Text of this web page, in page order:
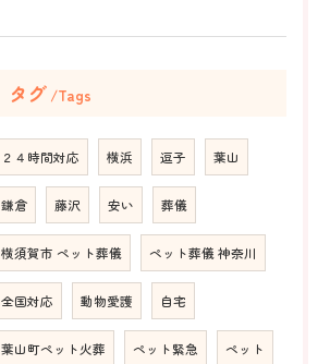
タグ Tags
２４時間対応 横浜 逗子 葉山
鎌倉 藤沢 安い 葬儀
横須賀市 ペット葬儀 ペット葬儀 神奈川
全国対応 動物愛護 自宅
葉山町ペット火葬 ペット緊急 ペット